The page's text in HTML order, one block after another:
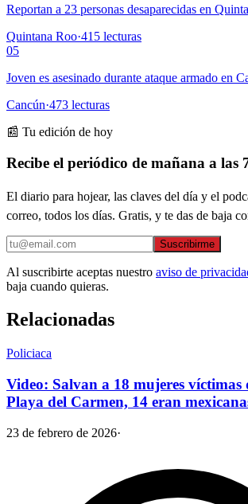
Reportan a 23 personas desaparecidas en
Quintana Roo·415 lecturas
05
Joven es asesinado durante ataque armado en
Cancún·473 lecturas
📰 Tu edición de hoy
Recibe el periódico de mañana a las
El diario para hojear, las claves del día y el
correo, todos los días. Gratis, y te das de baja
Suscribirme
Al suscribirte aceptas nuestro aviso de
baja cuando quieras.
Relacionadas
Policiaca
Video: Salvan a 18 mujeres víctimas
Playa del Carmen, 14 eran
23 de febrero de 2026·